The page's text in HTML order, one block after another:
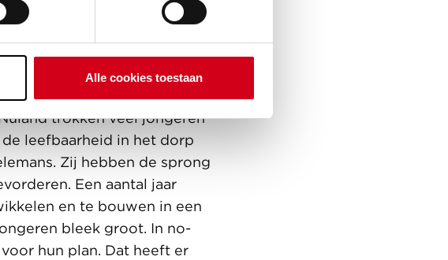
Alle cookies toestaan
trokken veel jongeren
leefbaarheid in het dorp
Zij hebben de sprong
Een aantal jaar
en te bouwen in een
bleek groot. In no-
hun plan. Dat heeft er